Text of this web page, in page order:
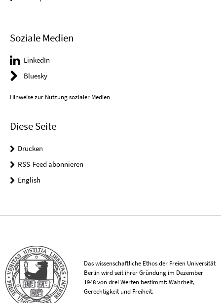
Soziale Medien
LinkedIn
Bluesky
Hinweise zur Nutzung sozialer Medien
Diese Seite
Drucken
RSS-Feed abonnieren
English
Das wissenschaftliche Ethos der Freien Universität
Berlin wird seit ihrer Gründung im Dezember
1948 von drei Werten bestimmt: Wahrheit,
Gerechtigkeit und Freiheit.